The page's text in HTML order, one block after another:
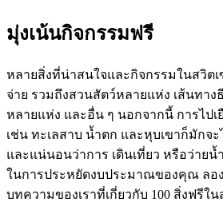
มุ่งเน้นกิจกรรมฟรี
หลายสิ่งที่น่าสนใจและกิจกรรมในสวิต
จ่าย รวมถึงสวนสัตว์หลายแห่ง เส้นทา
หลายแห่ง และอื่น ๆ นอกจากนี้ การไป
เช่น ทะเลสาบ น้ำตก และหุบเขาก็มักจ
และแน่นอนว่าการ เดินเที่ยว หรือว่ายน้
ในการประหยัดงบประมาณของคุณ ลอ
บทความของเราที่เกี่ยวกับ 100 สิ่งฟรีใ